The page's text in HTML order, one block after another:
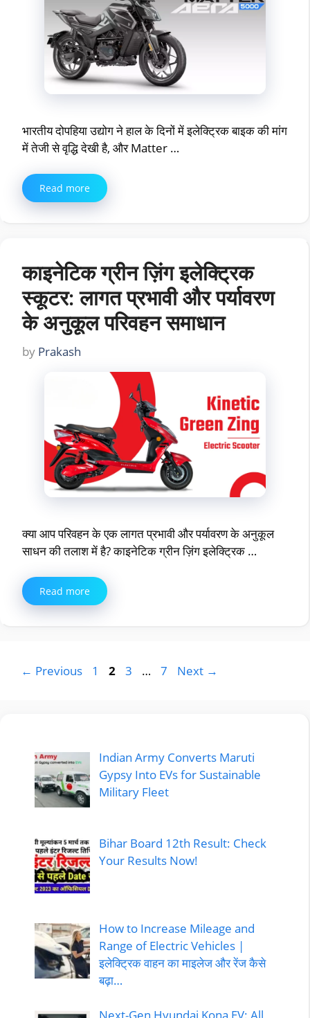
भारतीय दोपहिया उद्योग ने हाल के दिनों में इलेक्ट्रिक बाइक की मांग
में तेजी से वृद्धि देखी है, और Matter …
Read more
काइनेटिक ग्रीन ज़िंग इलेक्ट्रिक
स्कूटर: लागत प्रभावी और पर्यावरण
के अनुकूल परिवहन समाधान
by Prakash
क्या आप परिवहन के एक लागत प्रभावी और पर्यावरण के अनुकूल
साधन की तलाश में है? काइनेटिक ग्रीन ज़िंग इलेक्ट्रिक …
Read more
← Previous Page
1 Page
2 Page
3 … Page
7 Next →
Indian Army Converts Maruti
Gypsy Into EVs for Sustainable
Military Fleet
Bihar Board 12th Result: Check
Your Results Now!
How to Increase Mileage and
Range of Electric Vehicles |
इलेक्ट्रिक वाहन का माइलेज और रेंज कैसे
बढ़ा…